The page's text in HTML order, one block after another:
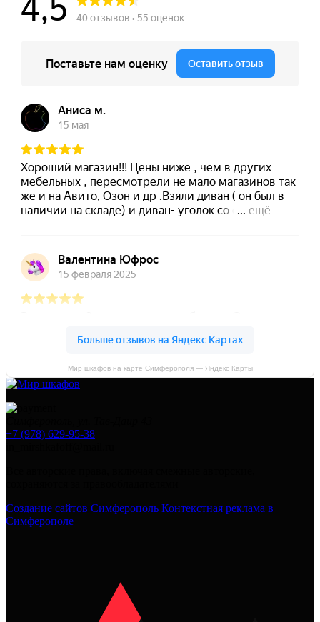
Мир шкафов на карте Симферополя — Яндекс Карты
+7 (978) 629-95-38
Создание сайтов Симферополь Контекстная реклама в
Симферополе